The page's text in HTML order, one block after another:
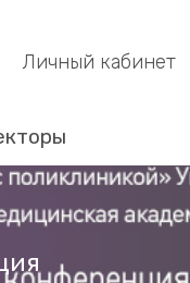
Личный кабинет